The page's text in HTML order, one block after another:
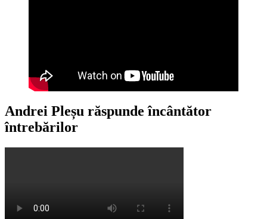
Andrei Pleșu răspunde încântător
întrebărilor